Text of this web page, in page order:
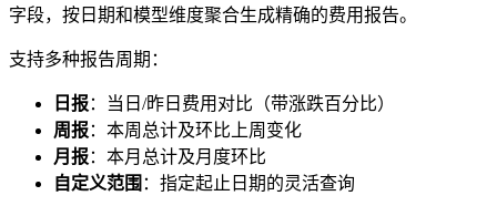
字段，按日期和模型维度聚合生成精确的费用报告。
支持多种报告周期：
日报：当日/昨日费用对比（带涨跌百分比）
周报：本周总计及环比上周变化
月报：本月总计及月度环比
自定义范围 ：指定起止日期的灵活查询